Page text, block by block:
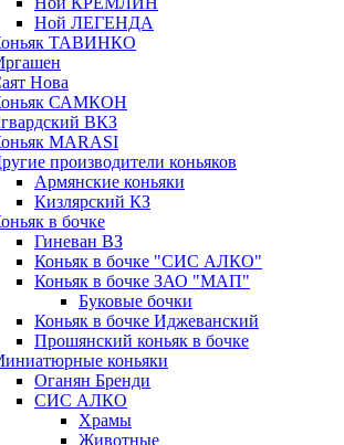
Ной ЛЕГЕНДА
ТАВИНКО
Нова
САМКОН
ВКЗ
MARASI
производители коньяков
Армянские коньяки
Кизлярский КЗ
в бочке
Гиневан ВЗ
Коньяк в бочке "СИС АЛКО"
Коньяк в бочке ЗАО "МАП"
Буковые бочки
Коньяк в бочке Иджеванский
Прошянский коньяк в бочке
коньяки
Оганян Бренди
СИС АЛКО
Храмы
Животные